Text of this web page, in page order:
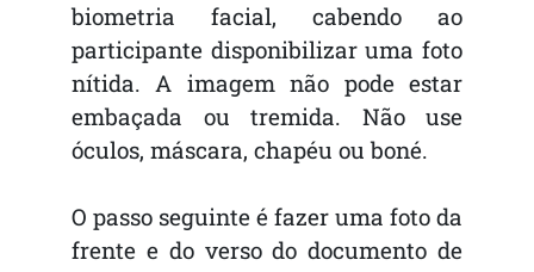
biometria facial, cabendo ao
participante disponibilizar uma foto
nítida. A imagem não pode estar
embaçada ou tremida. Não use
óculos, máscara, chapéu ou boné.
O passo seguinte é fazer uma foto da
frente e do verso do documento de